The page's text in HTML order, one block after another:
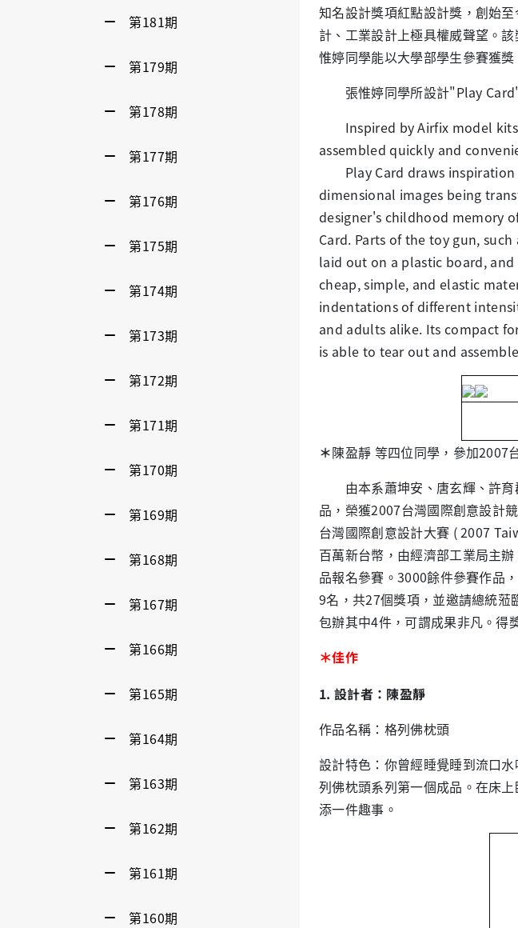
第181期
第179期
第178期
第177期
第176期
第175期
第174期
第173期
第172期
第171期
第170期
第169期
第168期
第167期
第166期
第165期
第164期
第163期
第162期
第161期
第160期
知名設計獎項紅點設計獎，創始
計、工業設計上極具權威聲望。
惟婷同學能以大學部學生參賽獲
張惟婷同學所設計"Play Card"
Inspired by Airfix model kits,
assembled quickly and
Play Card draws inspiration
dimensional images being
designer's childhood memory
Card. Parts of the toy gun,
laid out on a plastic board,
cheap, simple, and elastic
indentations of different
and adults alike. Its compact
is able to tear out and
＊陳盈靜 等四位同學，參加2007
由本系蕭坤安、唐玄輝、許育
品，榮獲2007台灣國際創意設計
台灣國際創意設計大賽 ( 2007
百萬新台幣，由經濟部工業局主
品報名參賽。3000餘件參賽作品
9名，共27個獎項，並邀請總統
包辦其中4件，可謂成果非凡。得
＊佳作
1. 設計者：陳盈靜
作品名稱：格列佛枕頭
設計特色：你曾經睡覺睡到流口
列佛枕頭系列第一個成品。在床
添一件趣事。